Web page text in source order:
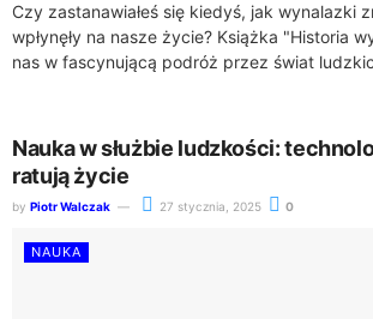
Czy zastanawiałeś się kiedyś, jak wynalazki
wpłynęły na nasze życie? Książka "Historia
nas w fascynującą podróż przez świat
Nauka w służbie ludzkości:
ratują życie
by Piotr Walczak 27 stycznia, 2025 0
NAUKA